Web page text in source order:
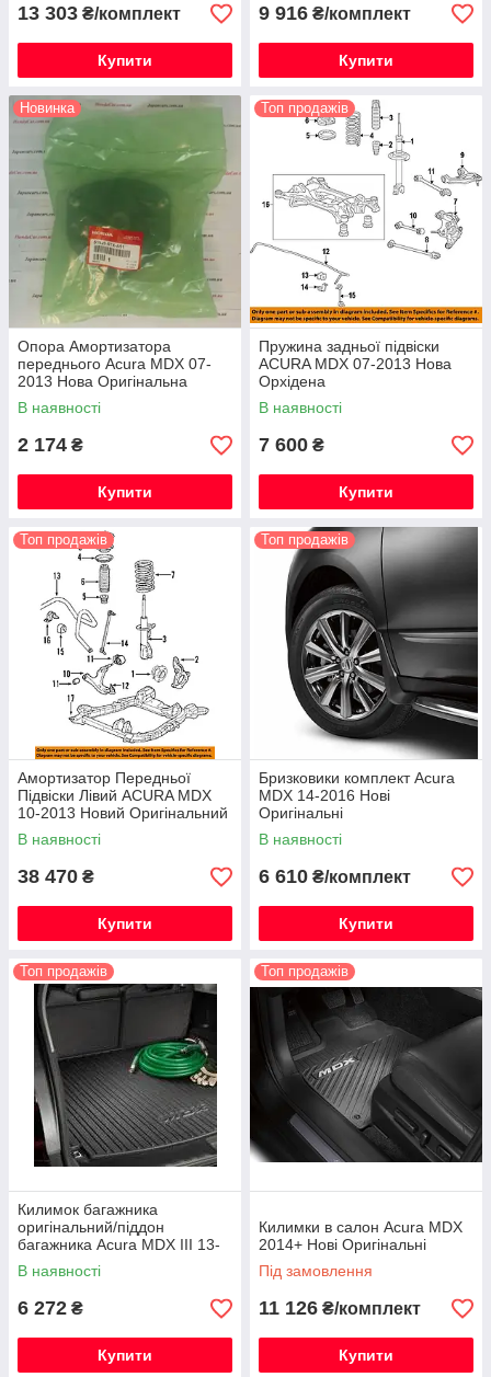
13 303 ₴/комплект
Купити
9 916 ₴/комплект
Купити
Новинка
Опора Амортизатора
переднього Acura MDX 07-
2013 Нова Оригінальна
В наявності
2 174 ₴
Купити
Топ продажів
Пружина задньої підвіски
ACURA MDX 07-2013 Нова
Орхідена
В наявності
7 600 ₴
Купити
Топ продажів
Амортизатор Передньої
Підвіски Лівий ACURA MDX
10-2013 Новий Оригінальний
В наявності
38 470 ₴
Купити
Топ продажів
Бризковики комплект Acura
MDX 14-2016 Нові
Оригінальні
В наявності
6 610 ₴/комплект
Купити
Топ продажів
Килимок багажника
оригінальний/піддон
багажника Acura MDX III 13-
2016
В наявності
6 272 ₴
Купити
Топ продажів
Килимки в салон Acura MDX
2014+ Нові Оригінальні
Під замовлення
11 126 ₴/комплект
Купити